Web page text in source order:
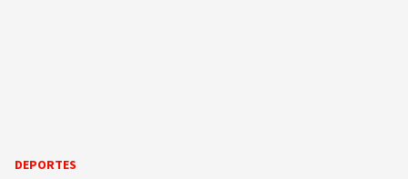
DEPORTES